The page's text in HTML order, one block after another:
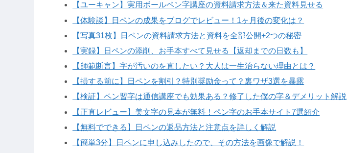
【ユーキャン】実用ボールペン字講座の資料請求方法＆来た資料見せる
【体験談】日ペンの成果をブログでレビュー！1ヶ月後の変化は？
【写真31枚】日ペンの資料請求方法と資料を全部公開+2つの秘密
【実録】日ペンの添削、お手本すべて見せる【返却までの日数も】
【師範断言】字が汚いのを直したい？大人は一生治らない理由とは？
【損する前に】日ペンを割引？特別奨励金って？裏ワザ3選を暴露
【検証】ペン習字は通信講座でも効果ある？修了した僕の字＆デメリット解説
【正直レビュー】美文字の見本が無料！ペン字のお手本サイト7選紹介
【無料でできる】日ペンの返品方法と注意点を詳しく解説
【簡単3分】日ペンに申し込みしたので、その方法を画像で解説！